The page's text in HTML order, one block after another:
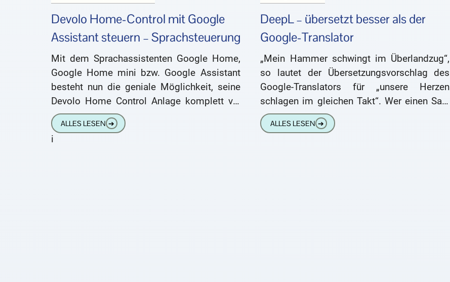
Devolo Home-Control mit Google
Assistant steuern – Sprachsteuerung
Mit dem Sprachassistenten Google Home,
Google Home mini bzw. Google Assistant
besteht nun die geniale Möglichkeit, seine
Devolo Home Control Anlage komplett via
Sprache zu steuern. Die Sprachsteuerung der
Devolo
ALLES LESEN ➔
DeepL – übersetzt besser als der
Google-Translator
„Mein Hammer schwingt im Überlandzug“,
so lautet der Übersetzungsvorschlag des
Google-Translators für „unsere Herzen
schlagen im gleichen Takt“. Wer einen Satz
aus Sprache A in Sprache B übersetzen und
dann
ALLES LESEN ➔
i